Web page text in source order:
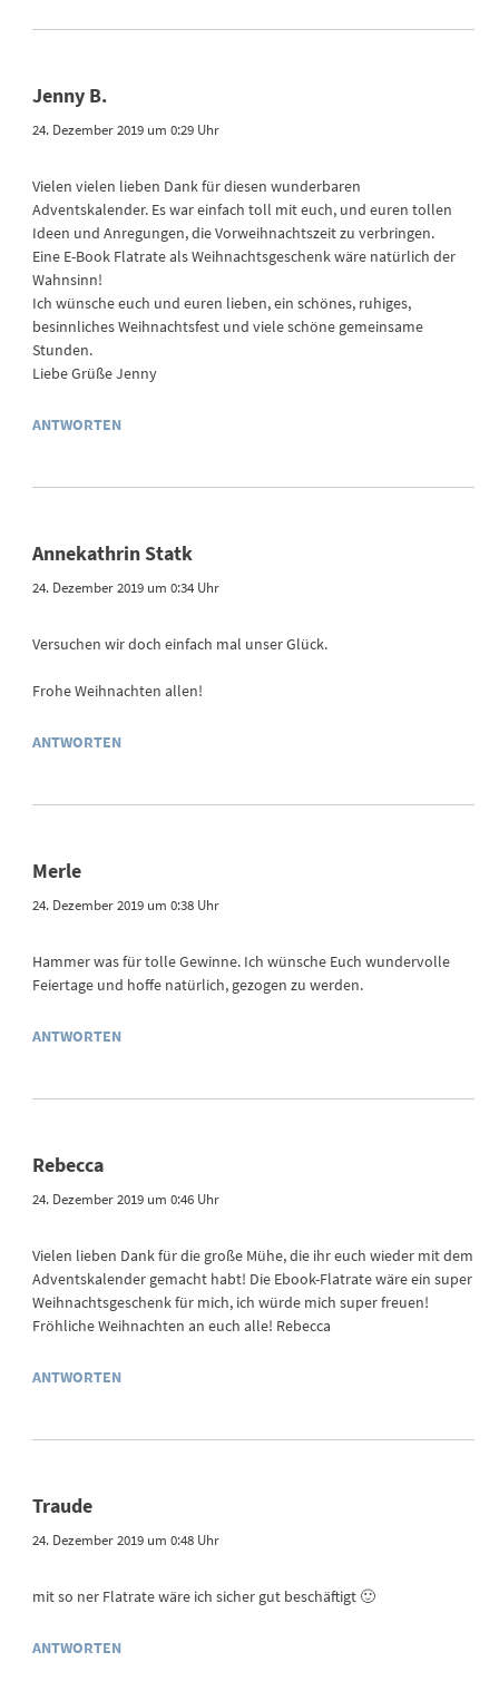
Jenny B.
24. Dezember 2019 um 0:29 Uhr
Vielen vielen lieben Dank für diesen wunderbaren
Adventskalender. Es war einfach toll mit euch, und euren tollen
Ideen und Anregungen, die Vorweihnachtszeit zu verbringen.
Eine E-Book Flatrate als Weihnachtsgeschenk wäre natürlich der
Wahnsinn!
Ich wünsche euch und euren lieben, ein schönes, ruhiges,
besinnliches Weihnachtsfest und viele schöne gemeinsame
Stunden.
Liebe Grüße Jenny
ANTWORTEN
Annekathrin Statk
24. Dezember 2019 um 0:34 Uhr
Versuchen wir doch einfach mal unser Glück.
Frohe Weihnachten allen!
ANTWORTEN
Merle
24. Dezember 2019 um 0:38 Uhr
Hammer was für tolle Gewinne. Ich wünsche Euch wundervolle
Feiertage und hoffe natürlich, gezogen zu werden.
ANTWORTEN
Rebecca
24. Dezember 2019 um 0:46 Uhr
Vielen lieben Dank für die große Mühe, die ihr euch wieder mit dem
Adventskalender gemacht habt! Die Ebook-Flatrate wäre ein super
Weihnachtsgeschenk für mich, ich würde mich super freuen!
Fröhliche Weihnachten an euch alle! Rebecca
ANTWORTEN
Traude
24. Dezember 2019 um 0:48 Uhr
mit so ner Flatrate wäre ich sicher gut beschäftigt 🙂
ANTWORTEN